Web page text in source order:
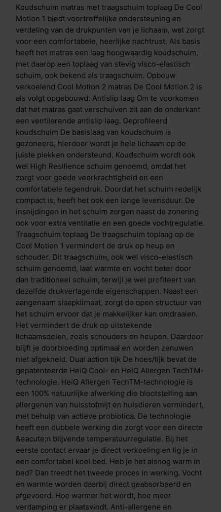
Traagschuim toplaag De traagschuim toplaag op de
Cool Motion 1 vermindert de druk op heup en
schouder. Dit traagschuim, ook wel visco-elastisch
schuim genoemd, laat warmte en vocht beter door
dan traditioneel schuim, terwijl je wel profiteert van
dezelfde drukverlagende eigenschappen. Naast een
aangenaam slaapklimaat, zorgt de open structuur van
het schuim ervoor dat je makkelijker kan omdraaien.
Het vermindert de druk op uitstekende
lichaamsdelen, zoals schouders en heupen. Daardoor
blijft je doorbloeding optimaal en worden zenuwen
niet afgekneld. Dual action tijk De hoes/tijk bevat de
gepatenteerde HeiQ Cool- en HeiQ Allergen TechTM-
technologie. HeiQ Allergen TechTM-technologie is
een 100% natuurlijke afwerking die blootstelling aan
allergenen van huisstofmijt en huisdieren vermindert,
met behulp van actieve probiotica. De technologie
heeft een dubbele werking die zorgt voor een directe
&eacute;n blijvende temperatuurregulatie. Bij het
eerste contact ervaar je direct verkoeling en lig je in
een comfortabel koel bed. Heb je het alsnog warm in
bed? Dan treedt het tweede proces in werking. Vocht
en warmte worden daarbij direct geabsorbeerd en
afgevoerd. Hoe warmer het wordt, hoe meer
verdamping er plaatsvindt. Anti-allergene en
temperatuur regulerende coating Uniek aan de Cool
Motion is de Aqua- en Copper Coating in de toplaag.
De Aqua Coating is een gepatenteerde coating
bovenop de traagschuim toplaag. Deze coating heeft
een krachtig verkoelend effect, dit voel je direct
wanneer je het matras aanraakt. De laag is ademend
en flexibel, waardoor je comfortabel slaapt. Door het
toevoegen van deze laag ben je verzekerd van de
juiste temperatuur gedurende de nacht. De
koperdeeltjes in de Copper Coating zorgen voor
actieve bescherming tegen bacteri&euml;n. Wanneer
bacteri&euml;n op koper terechtkomen na
bijvoorbeeld lichamelijk contact, hoesten of niezen
komen er koperionen vrij. Deze ionen worden
opgenomen in de bacteri&euml;n waardoor ze
worden vernietigd. Zo blijft het matras dankzij deze
gepatenteerde technologie altijd fris. Verschil Cool
Motion 1 & Cool Motion 2 De Cool Motion 1 en Cool
Motion 2 matrassen hebben dezelfde opbouw, de
matrassen verschillen enkel in de traagschuim
Koudschuim matras met traagschuim toplaag De Cool
Motion 1 biedt voortreffelijke ondersteuning en
verdeling van de drukpunten van je lichaam, wat zorgt
voor een comfortabele, heerlijke nachtrust. Als basis
heeft het matras een laag hoogwaardig koudschuim,
met daarop een toplaag van stevig visco-elastisch
schuim, ook bekend als traagschuim. Opbouw
verkoelend Cool Motion 2 matras De Cool Motion 2 is
als volgt opgebouwd: Antislip laag Om te voorkomen
dat het matras gaat verschuiven zit aan de onderkant
een ventilerende antislip laag. Geprofileerd
koudschuim De basislaag van koudschuim is
gezoneerd, hierdoor wordt je hele lichaam op de
juiste plekken ondersteund. Koudschuim wordt ook
wel High Resilience schuim genoemd, omdat het
zorgt voor goede veerkrachtigheid en een
comfortabele tegendruk. Doordat het schuim redelijk
compact is, heeft het ook een lange levensduur. De
insnijdingen in het schuim zorgen naast de zonering
ook voor extra ventilatie en een goede vochtregulatie.
Traagschuim toplaag De traagschuim toplaag op de
Cool Motion 1 vermindert de druk op heup en
schouder. Dit traagschuim, ook wel visco-elastisch
schuim genoemd, laat warmte en vocht beter door
dan traditioneel schuim, terwijl je wel profiteert van
dezelfde drukverlagende eigenschappen. Naast een
aangenaam slaapklimaat, zorgt de open structuur van
het schuim ervoor dat je makkelijker kan omdraaien.
Het vermindert de druk op uitstekende
lichaamsdelen, zoals schouders en heupen. Daardoor
blijft je doorbloeding optimaal en worden zenuwen
niet afgekneld. Dual action tijk De hoes/tijk bevat de
gepatenteerde HeiQ Cool- en HeiQ Allergen TechTM-
technologie. HeiQ Allergen TechTM-technologie is
een 100% natuurlijke afwerking die blootstelling aan
allergenen van huisstofmijt en huisdieren vermindert,
met behulp van actieve probiotica. De technologie
heeft een dubbele werking die zorgt voor een directe
&eacute;n blijvende temperatuurregulatie. Bij het
eerste contact ervaar je direct verkoeling en lig je in
een comfortabel koel bed. Heb je het alsnog warm in
bed? Dan treedt het tweede proces in werking. Vocht
en warmte worden daarbij direct geabsorbeerd en
afgevoerd. Hoe warmer het wordt, hoe meer
verdamping er plaatsvindt. Anti-allergene en